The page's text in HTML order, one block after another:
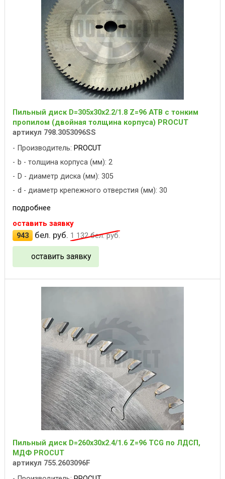
Пильный диск D=305x30x2.2/1.8 Z=96 ATB с тонким
пропилом (двойная толщина корпуса) PROCUT
артикул 798.3053096SS
Производитель: PROCUT
b - толщина корпуса (мм): 2
D - диаметр диска (мм): 305
d - диаметр крепежного отверстия (мм): 30
подробнее
оставить заявку
943
бел. руб. 1 132бел. руб.
оставить заявку
Пильный диск D=260x30x2.4/1.6 Z=96 TCG по ЛДСП,
МДФ PROCUT
артикул 755.2603096F